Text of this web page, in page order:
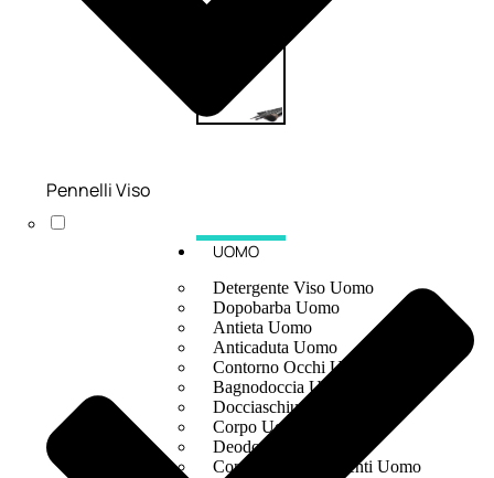
UOMO
Detergente Viso Uomo
Dopobarba Uomo
Antieta Uomo
Anticaduta Uomo
Contorno Occhi Uomo
Bagnodoccia Uomo Profumi
Docciaschiuma Uomo
Corpo Uomo
Deodoranti Uomo
Confezioni Trattamenti Uomo
Pennelli Viso